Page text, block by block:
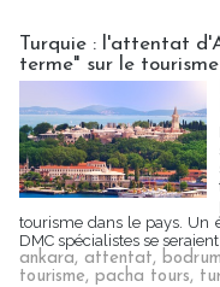
Turquie : l'attentat
terme" sur le tourisme
tourisme dans le pays. Un
DMC spécialistes se
ankara, attentat, bodrum
tourisme, pacha tours,